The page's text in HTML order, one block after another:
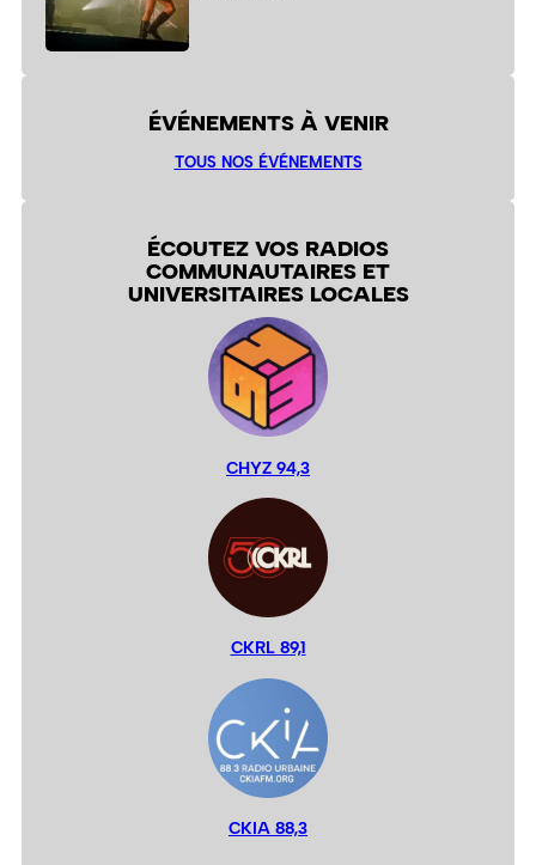
ÉVÉNEMENTS À VENIR
TOUS NOS ÉVÉNEMENTS
ÉCOUTEZ VOS RADIOS
COMMUNAUTAIRES ET
UNIVERSITAIRES LOCALES
CHYZ 94,3
CKRL 89,1
CKIA 88,3